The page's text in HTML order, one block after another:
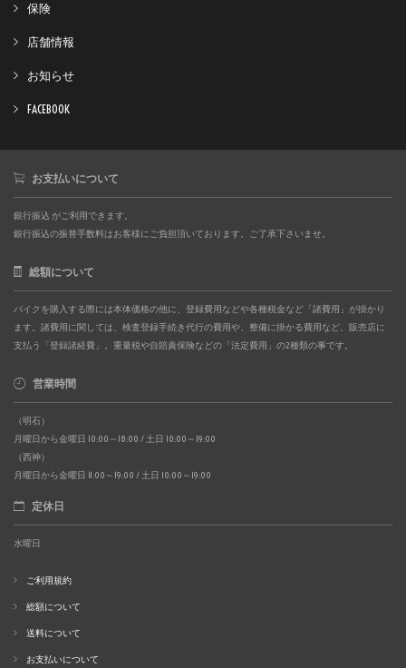
保険
店舗情報
お知らせ
FACEBOOK
お支払いについて
銀行振込 がご利用できます。
銀行振込の振替手数料はお客様にご負担頂いております。ご了承下さいませ。
総額について
バイクを購入する際には本体価格の他に、登録費用などや各種税金など「諸費用」が掛かり
ます。諸費用に関しては、検査登録手続き代行の費用や、整備に掛かる費用など、販売店に
支払う「登録諸経費」。重量税や自賠責保険などの「法定費用」の2種類の事です。
営業時間
（明石）
月曜日から金曜日 10:00～18:00 / 土日 10:00～19:00
（西神）
月曜日から金曜日 11:00～19:00 / 土日 10:00～19:00
定休日
水曜日
ご利用規約
総額について
送料について
お支払いについて